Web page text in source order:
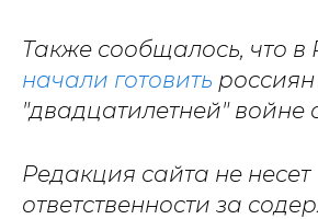
Также сообщалось, что в
начали готовить россиян
"двадцатилетней" войне
Редакция сайта не несет
ответственности за